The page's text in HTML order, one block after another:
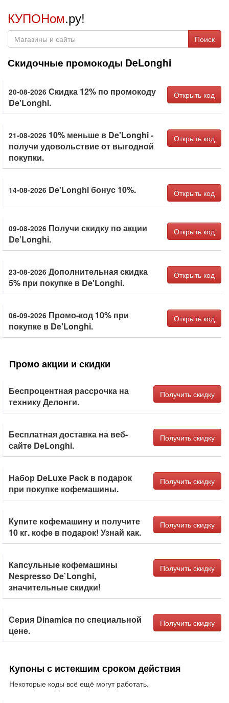
КУПОНом.ру!
Поиск
Скидочные промокоды DeLonghi
20-08-2026 Скидка 12% по промокоду
De'Longhi.
Открыть код
21-08-2026 10% меньше в De'Longhi -
получи удовольствие от выгодной
покупки.
Открыть код
14-08-2026 De'Longhi бонус 10%. Открыть код
09-08-2026 Получи скидку по акции
De’Longhi.
Открыть код
23-08-2026 Дополнительная скидка
5% при покупке в De'Longhi.
Открыть код
06-09-2026 Промо-код 10% при
покупке в De'Longhi.
Открыть код
Промо акции и скидки
Беспроцентная рассрочка на
технику Делонги.
Получить скидку
Бесплатная доставка на веб-
сайте DeLonghi.
Получить скидку
Набор DeLuxe Pack в подарок
при покупке кофемашины.
Получить скидку
Купите кофемашину и получите
10 кг. кофе в подарок! Узнай как.
Получить скидку
Капсульные кофемашины
Nespresso De`Longhi,
значительные скидки!
Получить скидку
Серия Dinamica по специальной
цене.
Получить скидку
Купоны с истекшим сроком действия
Некоторые коды всё ещё могут работать.